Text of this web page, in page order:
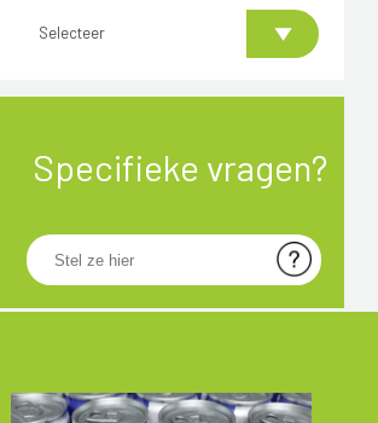
Selecteer
Specifieke vragen?